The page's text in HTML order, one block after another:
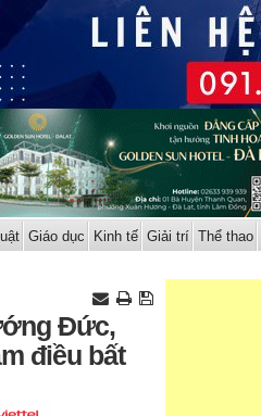
Giáo dục Kinh tế Giải trí Thể thao
Đức,
điều bất